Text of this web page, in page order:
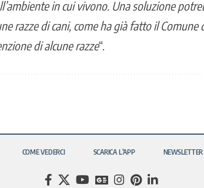
in cui vivono. Una soluzione
razze di cani, come ha già fatto il
di alcune razze“.
COME VEDERCI SCARICA L’APP NEWSLETTER